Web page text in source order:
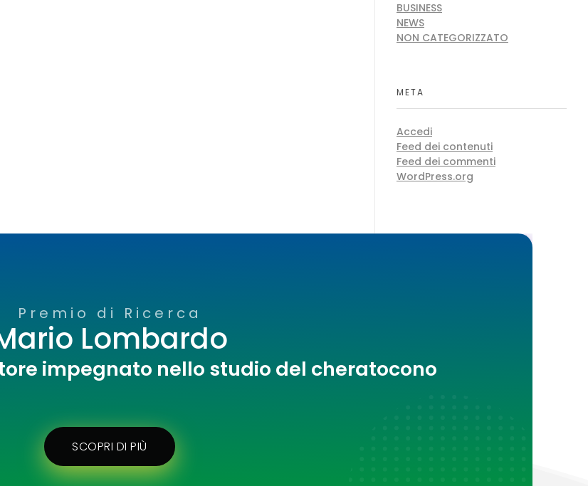
BUSINESS
NEWS
NON CATEGORIZZATO
META
Accedi
Feed dei contenuti
Feed dei commenti
WordPress.org
Premio di Ricerca
Lombardo
impegnato nello studio del cheratocono
SCOPRI DI PIÙ